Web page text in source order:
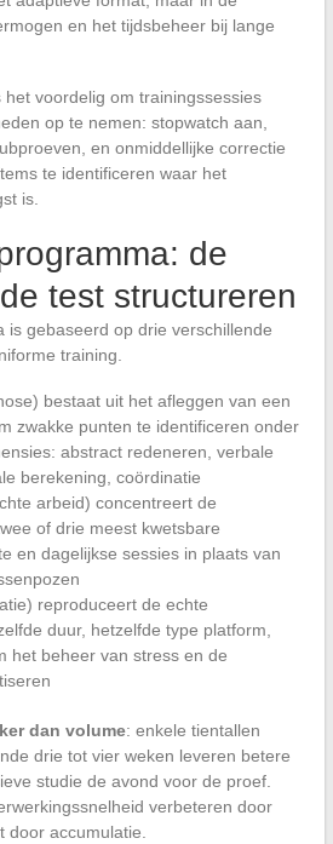
en het tijdsbeheer bij lange
voordelig om trainingssessies
op te nemen: stopwatch aan,
en onmiddellijke correctie
te identificeren waar het
is.
de
test structureren
is gebaseerd op drie verschillende
training.
bestaat uit het afleggen van een
zwakke punten te identificeren onder
abstract redeneren, verbale
berekening, coördinatie
arbeid) concentreert de
of drie meest kwetsbare
en dagelijkse sessies in plaats van
reproduceert de echte
duur, hetzelfde type platform,
het beheer van stress en de
dan volume: enkele tientallen
drie tot vier weken leveren betere
studie de avond voor de proef.
verbeteren door
door accumulatie.